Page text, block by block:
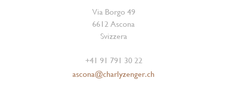
Via Borgo 49
6612 Ascona
Svizzera
+41 91 791 30 22
ascona@charlyzenger.ch